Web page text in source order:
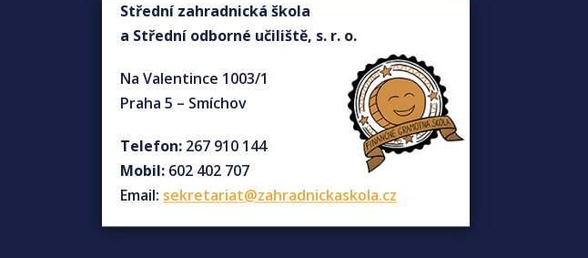
Střední zahradnická škola
a Střední odborné učiliště, s. r. o.
Na Valentince 1003/1
Praha 5 – Smíchov
Telefon: 267 910 144
Mobil: 602 402 707
Email: sekretariat@zahradnickaskola.cz